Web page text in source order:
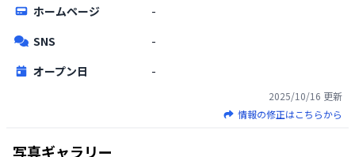
ホームページ
-
SNS
-
オープン日
-
2025/10/16 更新
情報の修正はこちらから
写真ギャラリー